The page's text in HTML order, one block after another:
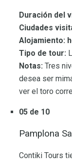
Duración del
Ciudades
Alojamiento:
Tipo de tour:
Notas: Tres
desea ser
ver el toro
05 de 10
Pamplona
Contiki Tours